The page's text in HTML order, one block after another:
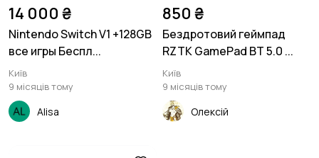
14 000 ₴
Nintendo Switch V1 +128GB
все игры Беспл...
Київ
9 місяців тому
Alisa
850 ₴
Бездротовий геймпад
RZTK GamePad BT 5.0 ...
Київ
9 місяців тому
Олексій